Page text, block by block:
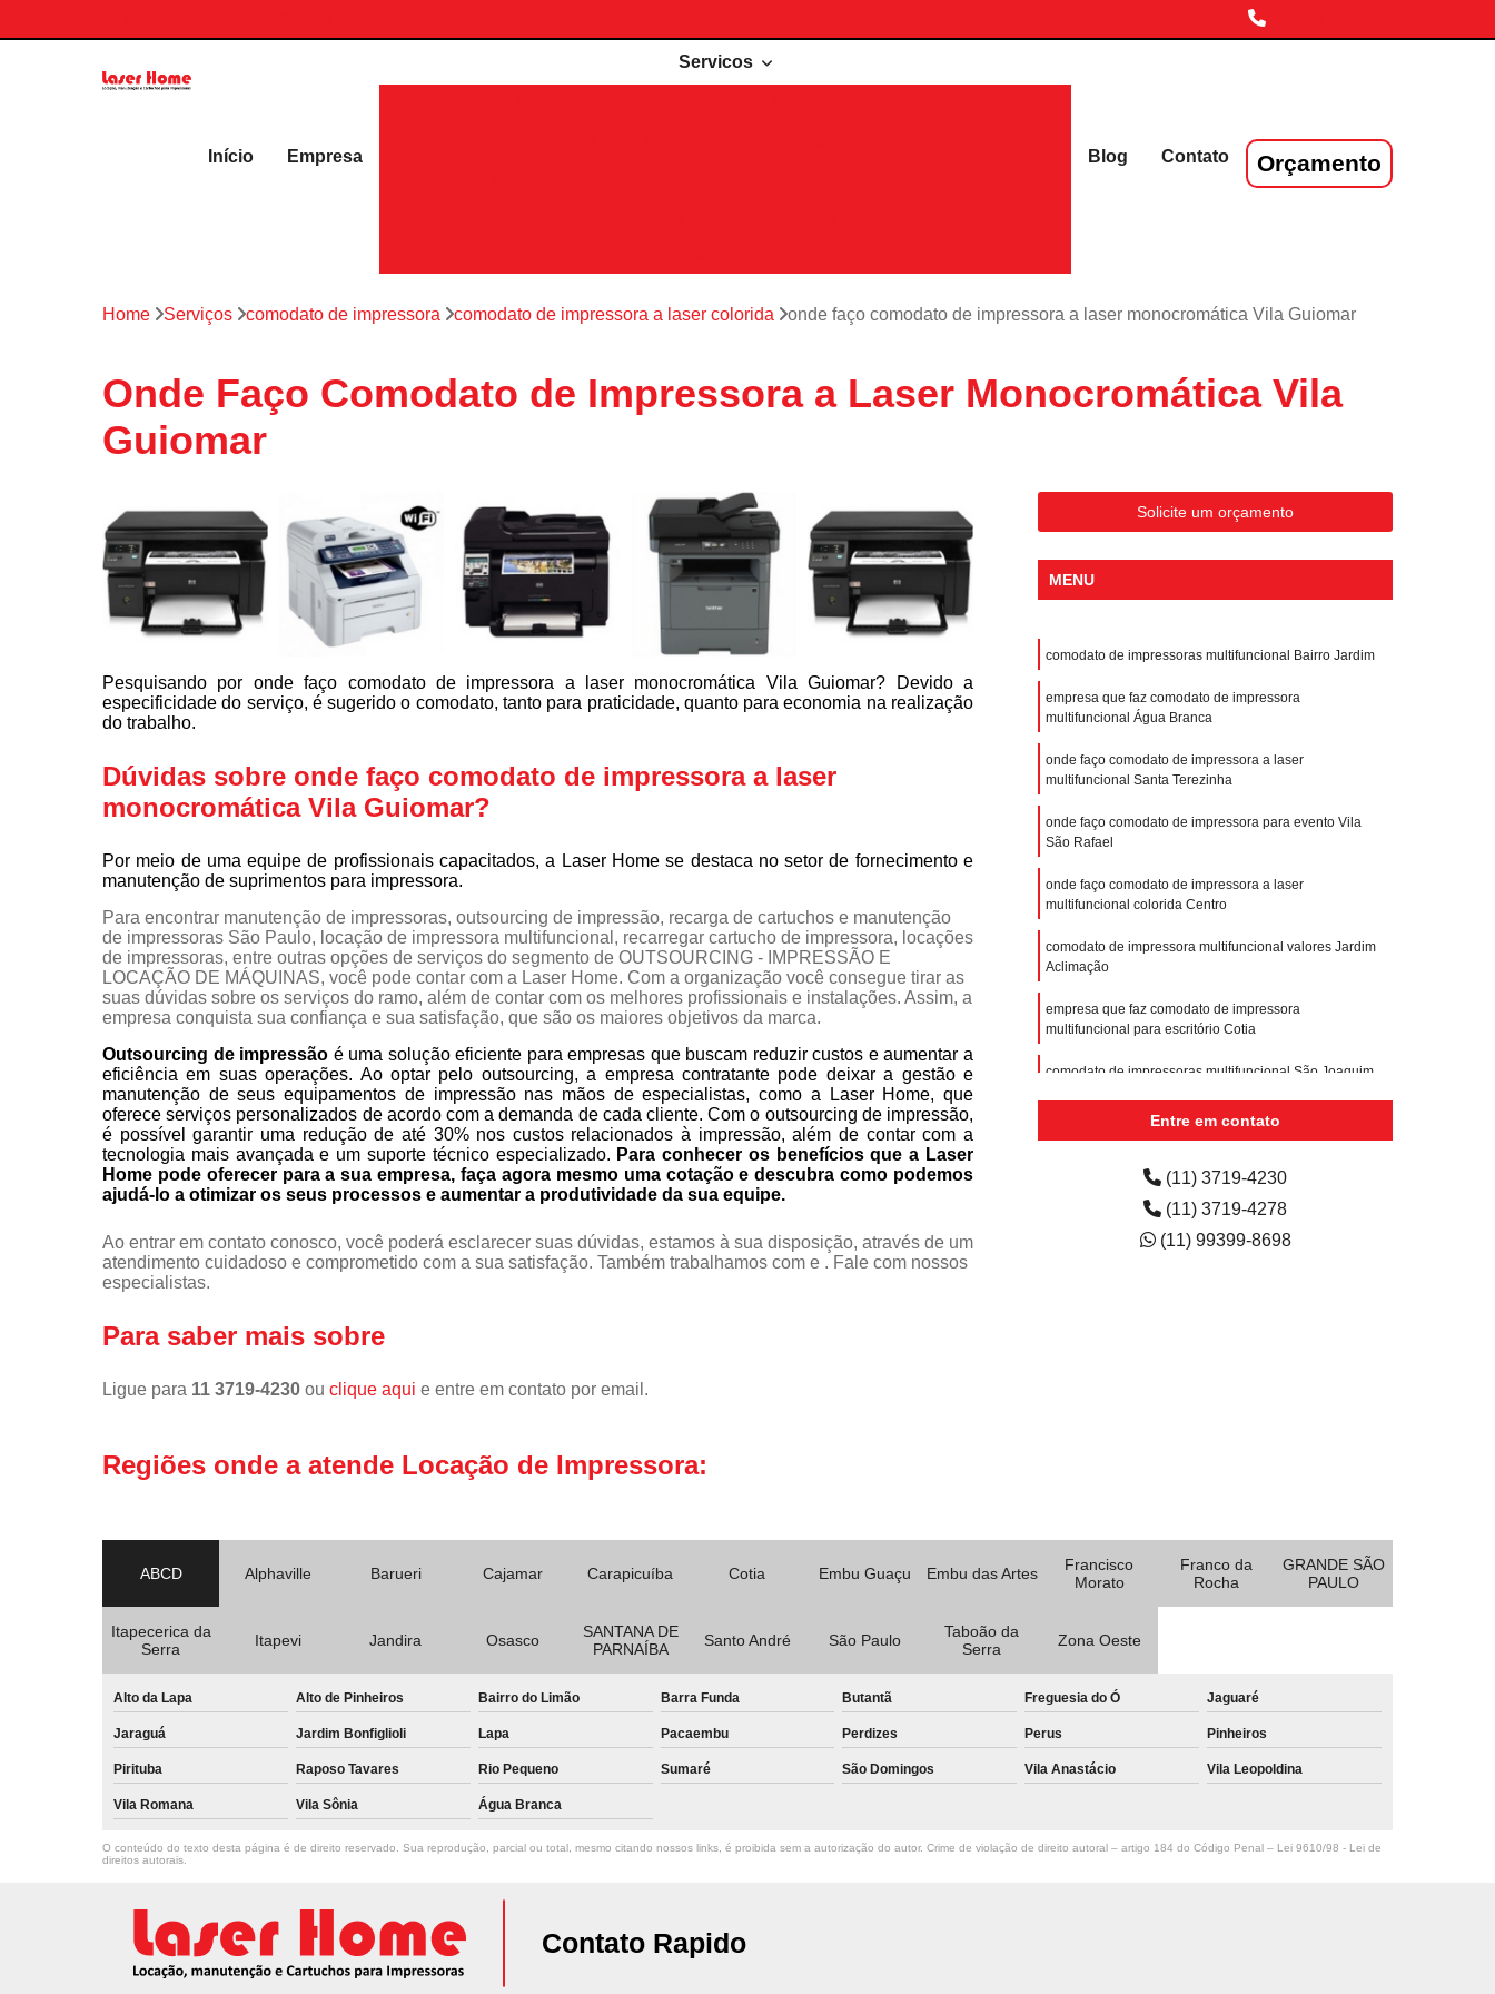
Início Empresa
Servicos
Blog Contato Orçamento
Home Serviços comodato de impressora comodato de impressora a laser colorida onde faço comodato de impressora a laser monocromática Vila Guiomar
Onde Faço Comodato de Impressora a Laser Monocromática Vila
Guiomar
Pesquisando por onde faço comodato de impressora a laser monocromática Vila Guiomar? Devido a
especificidade do serviço, é sugerido o comodato, tanto para praticidade, quanto para economia na realização
do trabalho.
Dúvidas sobre onde faço comodato de impressora a laser
monocromática Vila Guiomar?
Por meio de uma equipe de profissionais capacitados, a Laser Home se destaca no setor de fornecimento e
manutenção de suprimentos para impressora.
Para encontrar manutenção de impressoras, outsourcing de impressão, recarga de cartuchos e manutenção
de impressoras São Paulo, locação de impressora multifuncional, recarregar cartucho de impressora, locações
de impressoras, entre outras opções de serviços do segmento de OUTSOURCING - IMPRESSÃO E
LOCAÇÃO DE MÁQUINAS, você pode contar com a Laser Home. Com a organização você consegue tirar as
suas dúvidas sobre os serviços do ramo, além de contar com os melhores profissionais e instalações. Assim, a
empresa conquista sua confiança e sua satisfação, que são os maiores objetivos da marca.
Outsourcing de impressão é uma solução eficiente para empresas que buscam reduzir custos e aumentar a
eficiência em suas operações. Ao optar pelo outsourcing, a empresa contratante pode deixar a gestão e
manutenção de seus equipamentos de impressão nas mãos de especialistas, como a Laser Home, que
oferece serviços personalizados de acordo com a demanda de cada cliente. Com o outsourcing de impressão,
é possível garantir uma redução de até 30% nos custos relacionados à impressão, além de contar com a
tecnologia mais avançada e um suporte técnico especializado. Para conhecer os benefícios que a Laser
Home pode oferecer para a sua empresa, faça agora mesmo uma cotação e descubra como podemos
ajudá-lo a otimizar os seus processos e aumentar a produtividade da sua equipe.
Ao entrar em contato conosco, você poderá esclarecer suas dúvidas, estamos à sua disposição, através de um
atendimento cuidadoso e comprometido com a sua satisfação. Também trabalhamos com e . Fale com nossos
especialistas.
Para saber mais sobre
Ligue para 11 3719-4230 ou clique aqui e entre em contato por email.
Solicite um orçamento
MENU
comodato de impressoras multifuncional Bairro Jardim
empresa que faz comodato de impressora
multifuncional Água Branca
onde faço comodato de impressora a laser
multifuncional Santa Terezinha
onde faço comodato de impressora para evento Vila
São Rafael
onde faço comodato de impressora a laser
multifuncional colorida Centro
comodato de impressora multifuncional valores Jardim
Aclimação
empresa que faz comodato de impressora
multifuncional para escritório Cotia
comodato de impressoras multifuncional São Joaquim
empresa que faz comodato de impressora
comodato de impressoras multifuncional para empresa
Entre em contato
(11) 3719-4230
(11) 3719-4278
(11) 99399-8698
Regiões onde a atende Locação de Impressora:
ABCD Alphaville Barueri Cajamar Carapicuíba Cotia Embu Guaçu Embu das Artes
Francisco
Morato
Franco da
Rocha
GRANDE SÃO
PAULO
Itapecerica da
Serra
Itapevi Jandira Osasco
SANTANA DE
PARNAÍBA
Santo André São Paulo
Taboão da
Serra
Zona Oeste
Alto da Lapa Alto de Pinheiros Bairro do Limão Barra Funda Butantã Freguesia do Ó Jaguaré
Jaraguá Jardim Bonfiglioli Lapa Pacaembu Perdizes Perus Pinheiros
Pirituba Raposo Tavares Rio Pequeno Sumaré São Domingos Vila Anastácio Vila Leopoldina
Vila Romana Vila Sônia Água Branca
O conteúdo do texto desta página é de direito reservado. Sua reprodução, parcial ou total, mesmo citando nossos links, é proibida sem a autorização do autor. Crime de violação de direito autoral – artigo 184 do Código Penal – Lei 9610/98 - Lei de
direitos autorais
Contato Rapido